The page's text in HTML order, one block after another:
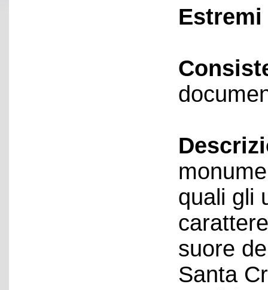
quali gli
suore
Santa